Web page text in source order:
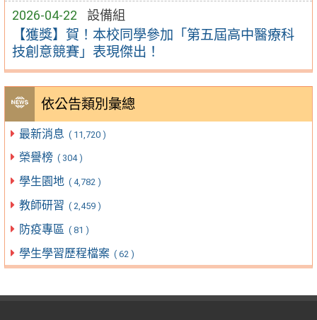
2026-04-22 設備組
【獲獎】賀！本校同學參加「第五屆高中醫療科
技創意競賽」表現傑出！
依公告類別彙總
最新消息 ( 11,720 )
榮譽榜 ( 304 )
學生園地 ( 4,782 )
教師研習 ( 2,459 )
防疫專區 ( 81 )
學生學習歷程檔案 ( 62 )